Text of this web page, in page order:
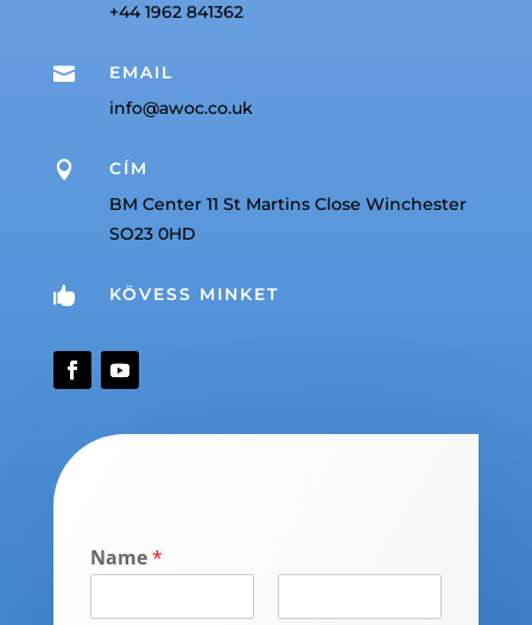
+44 1962 841362

EMAIL
info@awoc.co.uk

CÍM
BM Center 11 St Martins Close Winchester
SO23 0HD
 KÖVESS MINKET
Name*